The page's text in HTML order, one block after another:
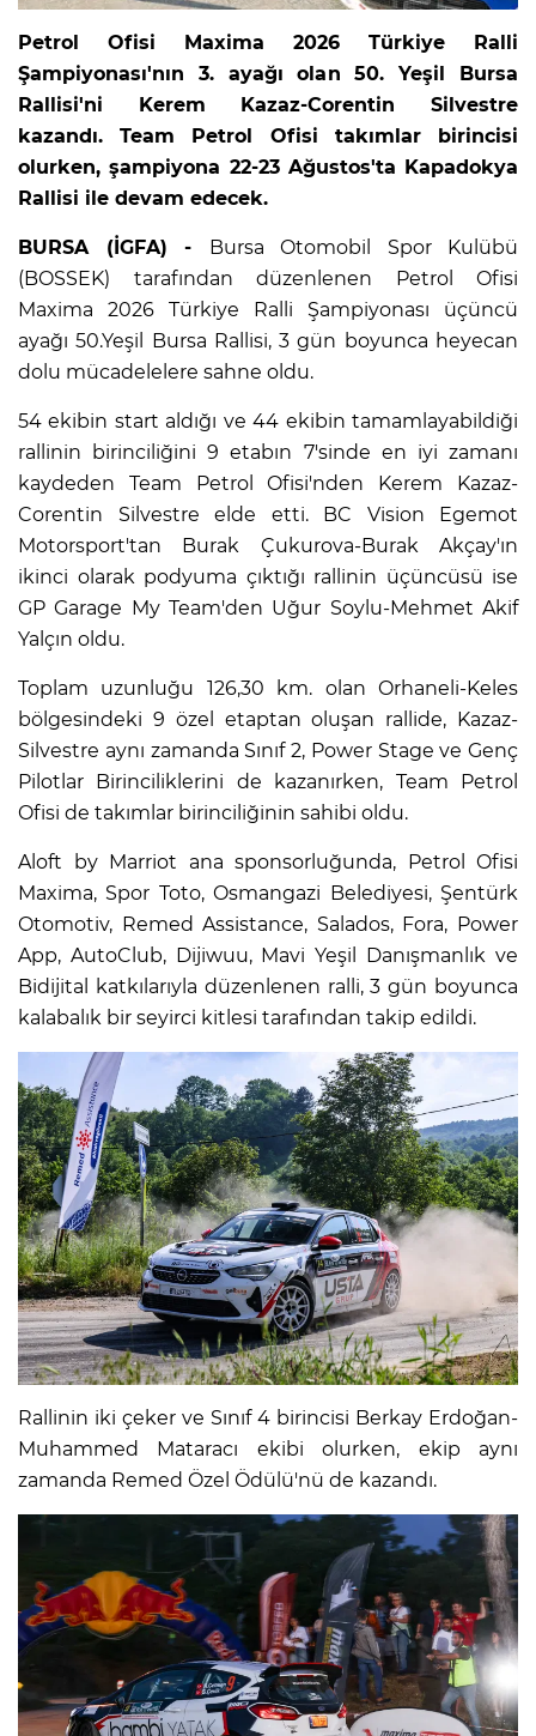
Petrol Ofisi Maxima 2026 Türkiye Ralli
Şampiyonası'nın 3. ayağı olan 50. Yeşil Bursa
Rallisi'ni Kerem Kazaz-Corentin Silvestre
kazandı. Team Petrol Ofisi takımlar birincisi
olurken, şampiyona 22-23 Ağustos'ta Kapadokya
Rallisi ile devam edecek.
BURSA (İGFA) - Bursa Otomobil Spor Kulübü
(BOSSEK) tarafından düzenlenen Petrol Ofisi
Maxima 2026 Türkiye Ralli Şampiyonası üçüncü
ayağı 50.Yeşil Bursa Rallisi, 3 gün boyunca heyecan
dolu mücadelelere sahne oldu.
54 ekibin start aldığı ve 44 ekibin tamamlayabildiği
rallinin birinciliğini 9 etabın 7'sinde en iyi zamanı
kaydeden Team Petrol Ofisi'nden Kerem Kazaz-
Corentin Silvestre elde etti. BC Vision Egemot
Motorsport'tan Burak Çukurova-Burak Akçay'ın
ikinci olarak podyuma çıktığı rallinin üçüncüsü ise
GP Garage My Team'den Uğur Soylu-Mehmet Akif
Yalçın oldu.
Toplam uzunluğu 126,30 km. olan Orhaneli-Keles
bölgesindeki 9 özel etaptan oluşan rallide, Kazaz-
Silvestre aynı zamanda Sınıf 2, Power Stage ve Genç
Pilotlar Birinciliklerini de kazanırken, Team Petrol
Ofisi de takımlar birinciliğinin sahibi oldu.
Aloft by Marriot ana sponsorluğunda, Petrol Ofisi
Maxima, Spor Toto, Osmangazi Belediyesi, Şentürk
Otomotiv, Remed Assistance, Salados, Fora, Power
App, AutoClub, Dijiwuu, Mavi Yeşil Danışmanlık ve
Bidijital katkılarıyla düzenlenen ralli, 3 gün boyunca
kalabalık bir seyirci kitlesi tarafından takip edildi.
Rallinin iki çeker ve Sınıf 4 birincisi Berkay Erdoğan-
Muhammed Mataracı ekibi olurken, ekip aynı
zamanda Remed Özel Ödülü'nü de kazandı.